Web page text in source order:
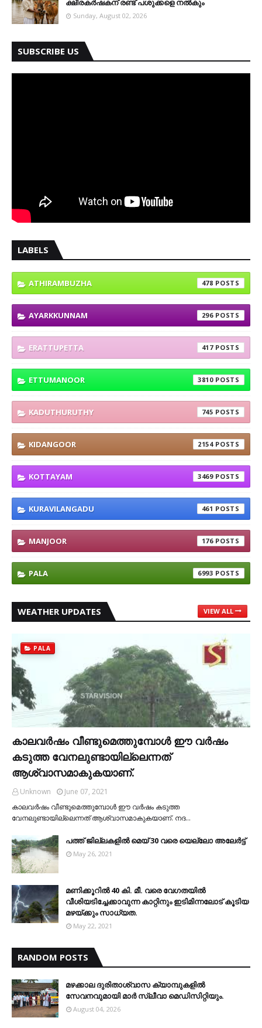
ക്ഷീരകര്‍ഷകന് രണ്ട് പശുക്കളെ നല്‍കും
Sunday, August 02, 2026
SUBSCRIBE US
LABELS
ATHIRAMBUZHA 478
AYARKKUNNAM 296
ERATTUPETTA 417
ETTUMANOOR 3810
KADUTHURUTHY 745
KIDANGOOR 2154
KOTTAYAM 3469
KURAVILANGADU 461
MANJOOR 176
PALA 6993
WEATHER UPDATES VIEW ALL
PALA
കാലവര്‍ഷം വീണ്ടുമെത്തുമ്പോള്‍ ഈ വര്‍ഷം
കടുത്ത വേനലുണ്ടായില്ലെന്നത്
ആശ്വാസമാകുകയാണ്.
Unknown
June 07, 2021
കാലവര്‍ഷം വീണ്ടുമെത്തുമ്പോള്‍ ഈ വര്‍ഷം കടുത്ത
വേനലുണ്ടായില്ലെന്നത് ആശ്വാസമാകുകയാണ്. നദ…
പത്ത് ജില്ലകളില്‍ മെയ് 30 വരെ യെല്ലോ അലേര്‍ട്ട്
May 26, 2021
മണിക്കൂറിൽ 40 കി. മീ. വരെ വേഗതയിൽ
വീശിയടിച്ചേക്കാവുന്ന കാറ്റിനും ഇടിമിന്നലോട് കൂടിയ
മഴയ്ക്കും സാധ്യത.
May 22, 2021
RANDOM POSTS
മഴക്കാല ദുരിതാശ്വാസ ക്യാമ്പുകളിൽ
സേവനവുമായി മാർ സ്ലീവാ മെഡിസിറ്റിയും.
August 04, 2026